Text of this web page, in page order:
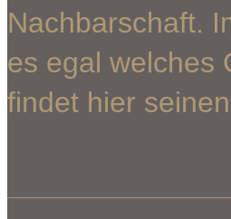
Nachbarschaft.
es egal welches
findet hier